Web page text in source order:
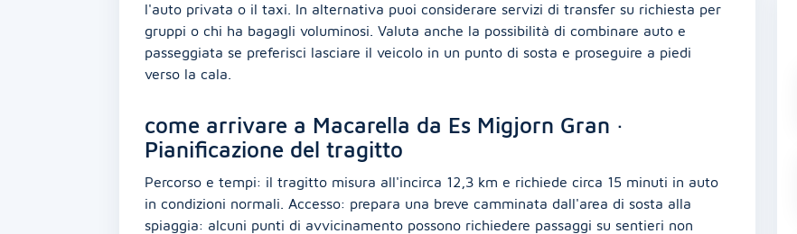
l'auto privata o il taxi. In alternativa puoi considerare servizi di transfer su richiesta per
gruppi o chi ha bagagli voluminosi. Valuta anche la possibilità di combinare auto e
passeggiata se preferisci lasciare il veicolo in un punto di sosta e proseguire a piedi
verso la cala.
come arrivare a Macarella da Es Migjorn Gran ·
Pianificazione del tragitto
Percorso e tempi: il tragitto misura all'incirca 12,3 km e richiede circa 15 minuti in auto
in condizioni normali. Accesso: prepara una breve camminata dall'area di sosta alla
spiaggia: alcuni punti di avvicinamento possono richiedere passaggi su sentieri non